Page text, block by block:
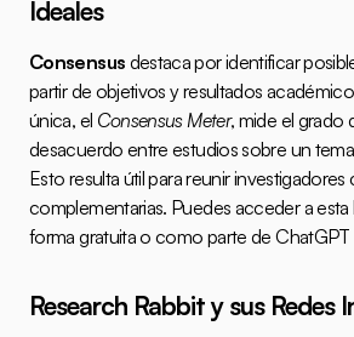
Ideales
Consensus destaca por identificar
partir de objetivos y resultados
única, el Consensus Meter, mide el grado
desacuerdo entre estudios sobre un
Esto resulta útil para reunir
complementarias. Puedes acceder a
forma gratuita o como parte de ChatGPT
Research Rabbit y sus Redes